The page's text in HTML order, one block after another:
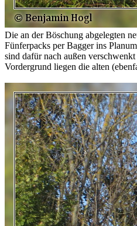
Die an der Böschung abgelegten
Fünferpacks per Bagger ins
sind dafür nach außen
Vordergrund liegen die alten